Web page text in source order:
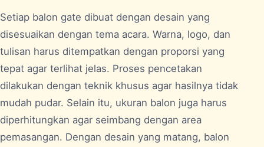
Setiap balon gate dibuat dengan desain yang
disesuaikan dengan tema acara. Warna, logo, dan
tulisan harus ditempatkan dengan proporsi yang
tepat agar terlihat jelas. Proses pencetakan
dilakukan dengan teknik khusus agar hasilnya tidak
mudah pudar. Selain itu, ukuran balon juga harus
diperhitungkan agar seimbang dengan area
pemasangan. Dengan desain yang matang, balon